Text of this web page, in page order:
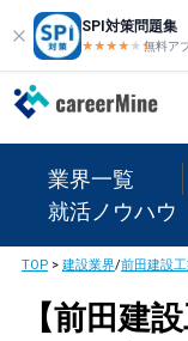
SPI対策問題集
★★★★ ★★
無料ア
業界一覧
就活ノウハウ
TOP> 建設業界/前田建設
【前田建